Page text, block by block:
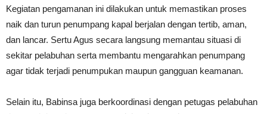
Kegiatan pengamanan ini dilakukan untuk memastikan proses
naik dan turun penumpang kapal berjalan dengan tertib, aman,
dan lancar. Sertu Agus secara langsung memantau situasi di
sekitar pelabuhan serta membantu mengarahkan penumpang
agar tidak terjadi penumpukan maupun gangguan keamanan.
Selain itu, Babinsa juga berkoordinasi dengan petugas pelabuhan